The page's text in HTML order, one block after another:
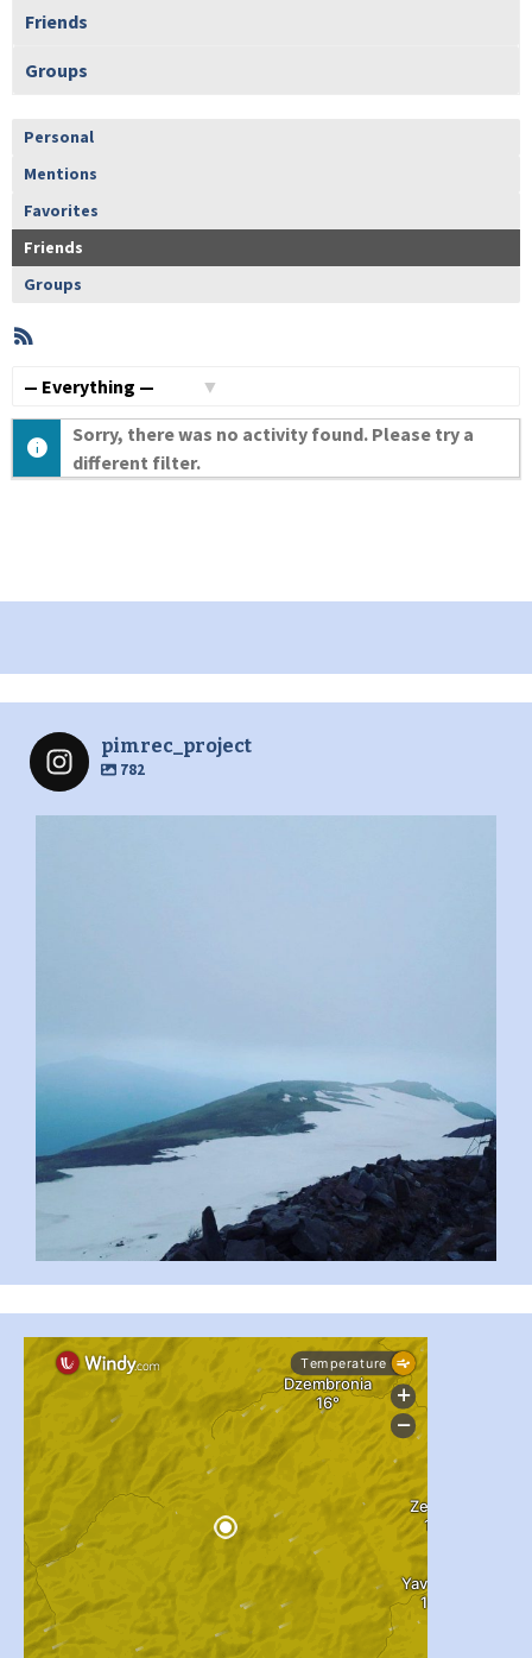
Friends
Groups
Personal
Mentions
Favorites
Friends
Groups
Member
Activities
Sorry, there was no activity found. Please try a
different filter.
pimrec_project
782
...
pimrec_project